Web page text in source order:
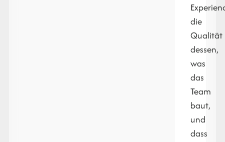
die
Qualität
dessen,
was
das
Team
baut,
und
dass